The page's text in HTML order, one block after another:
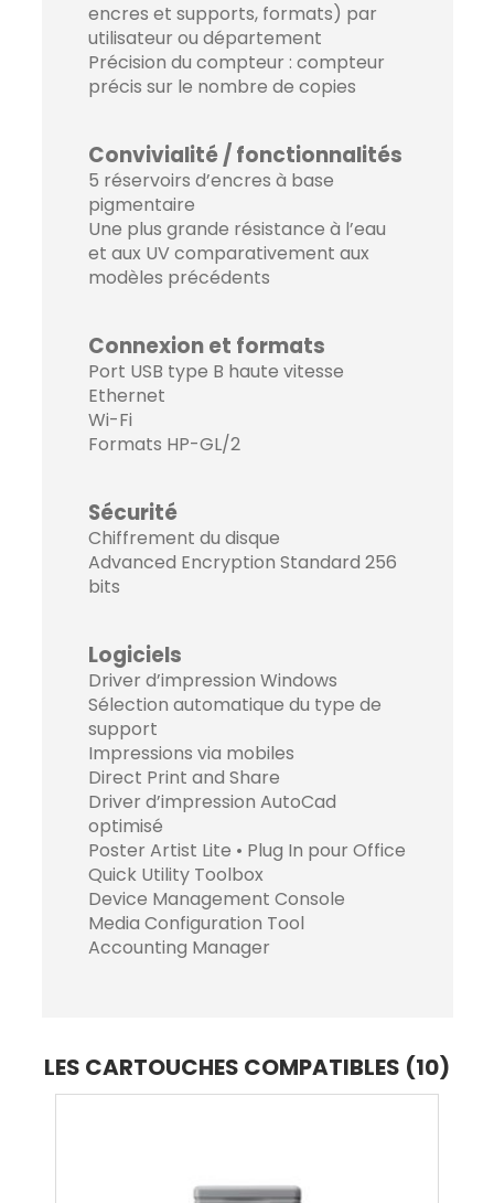
encres et supports, formats) par
utilisateur ou département
Précision du compteur : compteur
précis sur le nombre de copies
Convivialité / fonctionnalités
5 réservoirs d’encres à base
pigmentaire
Une plus grande résistance à l’eau
et aux UV comparativement aux
modèles précédents
Connexion et formats
Port USB type B haute vitesse
Ethernet
Wi-Fi
Formats HP-GL/2
Sécurité
Chiffrement du disque
Advanced Encryption Standard 256
bits
Logiciels
Driver d’impression Windows
Sélection automatique du type de
support
Impressions via mobiles
Direct Print and Share
Driver d’impression AutoCad
optimisé
Poster Artist Lite • Plug In pour Office
Quick Utility Toolbox
Device Management Console
Media Configuration Tool
Accounting Manager
LES CARTOUCHES COMPATIBLES (10)